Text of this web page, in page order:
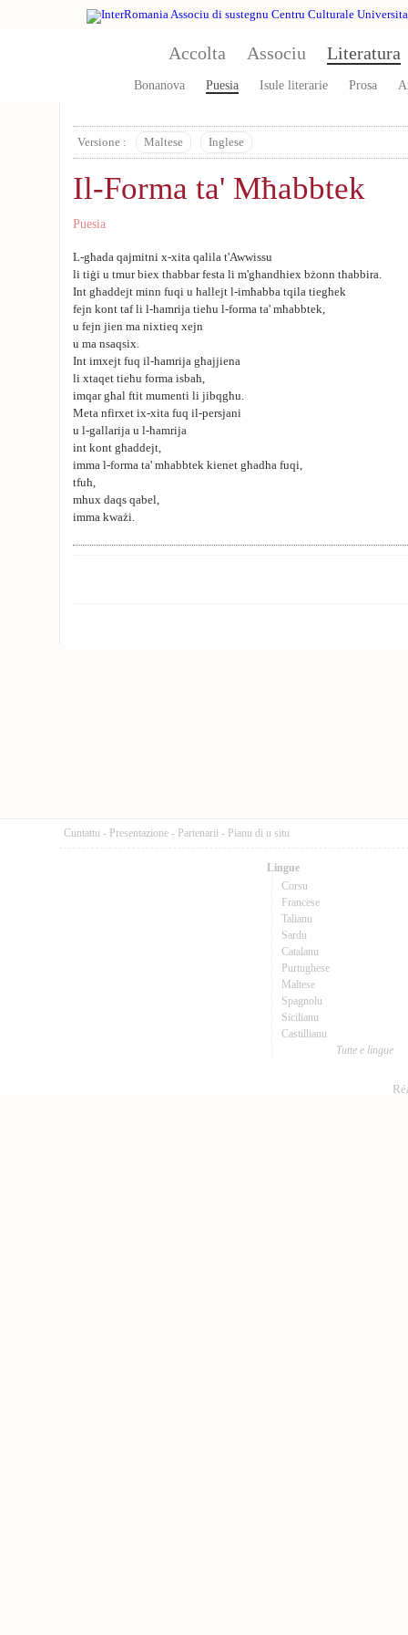
Accolta Associu Literatura
Bonanova Puesia Isule literarie Prosa
Versione : Maltese Inglese
Il-Forma ta' Mħabbtek
Puesia
L-għada qajmitni x-xita qalila t'Awwissu
li tiġi u tmur biex tħabbar festa li m'għandhiex bżonn tħabbira.
Int għaddejt minn fuqi u ħallejt l-imħabba tqila tiegħek
fejn kont taf li l-ħamrija tieħu l-forma ta' mħabbtek,
u fejn jien ma nixtieq xejn
u ma nsaqsix.
Int imxejt fuq il-ħamrija għajjiena
li xtaqet tieħu forma isbaħ,
imqar għal ftit mumenti li jibqgħu.
Meta nfirxet ix-xita fuq il-persjani
u l-gallarija u l-ħamrija
int kont għaddejt,
imma l-forma ta' mħabbtek kienet għadha fuqi,
tfuħ,
mhux daqs qabel,
imma kważi.
Cuntattu - Presentazione - Partenarii - Pianu di u situ
Lingue
Corsu
Francese
Talianu
Sardu
Catalanu
Purtughese
Maltese
Spagnolu
Sicilianu
Castillianu
Tutte e lingue